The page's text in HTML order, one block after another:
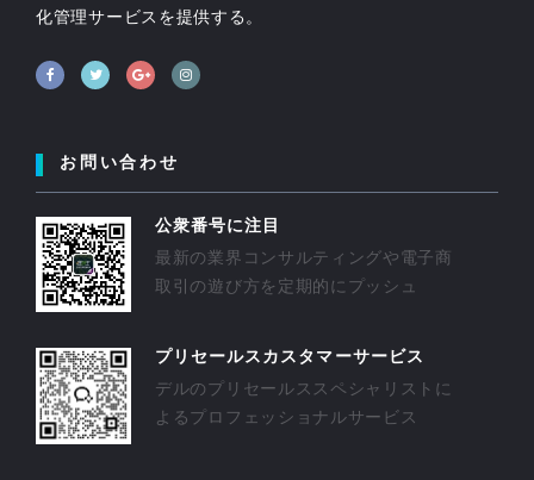
化管理サービスを提供する。
お問い合わせ
公衆番号に注目
最新の業界コンサルティングや電子商
取引の遊び方を定期的にプッシュ
プリセールスカスタマーサービス
デルのプリセールススペシャリストに
よるプロフェッショナルサービス